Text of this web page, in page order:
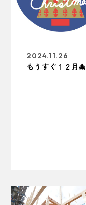
2024.11.26
もうすぐ１２月🎄